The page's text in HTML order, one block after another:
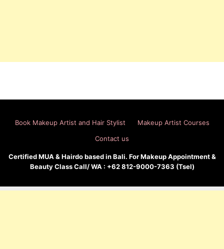
Book Makeup Artist and Hair Stylist
Makeup Artist Courses
Contact us
Certified MUA & Hairdo based in Bali. For Makeup Appointment &
Beauty Class Call/ WA : +62 812-9000-7363 (Tsel)